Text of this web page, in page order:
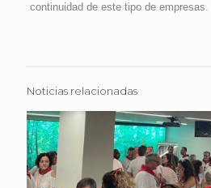
continuidad de este tipo de empresas.
Noticias relacionadas